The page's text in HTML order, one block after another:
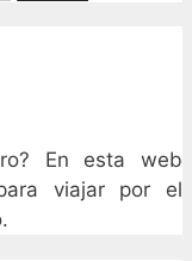
En esta web
viajar por el